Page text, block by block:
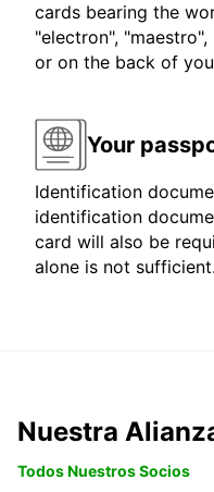
cards bearing the
"electron",
or on the back of
Your
Identification
identification
card will also be
alone is not sufficient.
Nuestra
Todos Nuestros Socios